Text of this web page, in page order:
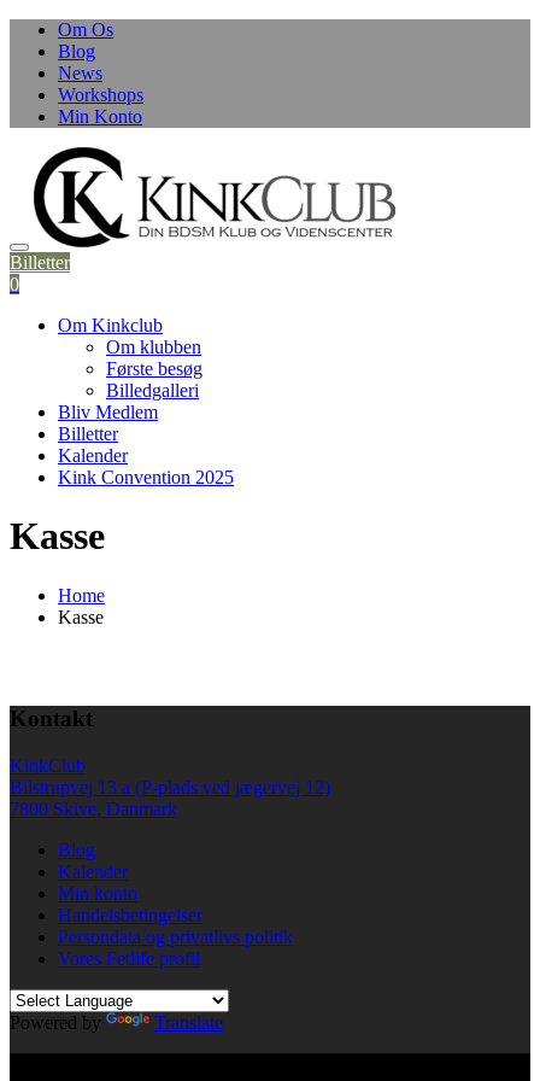
Skip
content
Om Os
Blog
News
Workshops
Min Konto
Billetter
0
Om Kinkclub
Om klubben
Første besøg
Billedgalleri
Bliv Medlem
Billetter
Kalender
Kink Convention 2025
Kasse
Home
Kasse
Kontakt
KinkClub
Bilstrupvej 13 a (P-plads ved jægervej 12)
7800 Skive, Danmark
Blog
Kalender
Min konto
Handelsbetingelser
Persondata og privatlivs politik
Vores Fetlife profil
Powered by
Translate